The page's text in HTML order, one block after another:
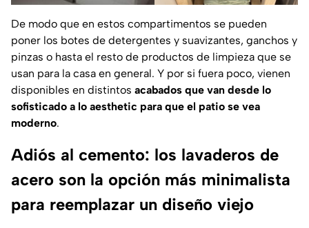
De modo que en estos compartimentos se pueden
poner los botes de detergentes y suavizantes, ganchos y
pinzas o hasta el resto de productos de limpieza que se
usan para la casa en general. Y por si fuera poco, vienen
disponibles en distintos acabados que van desde lo
sofisticado a lo aesthetic para que el patio se vea
moderno.
Adiós al cemento: los lavaderos de
acero son la opción más minimalista
para reemplazar un diseño viejo